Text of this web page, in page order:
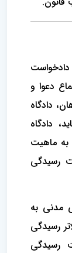
دعوا و
دادگاه
دادگاه
به ماهیت
رسیدگی
دادرسی مدنی به
رسیدگی
رسیدگی